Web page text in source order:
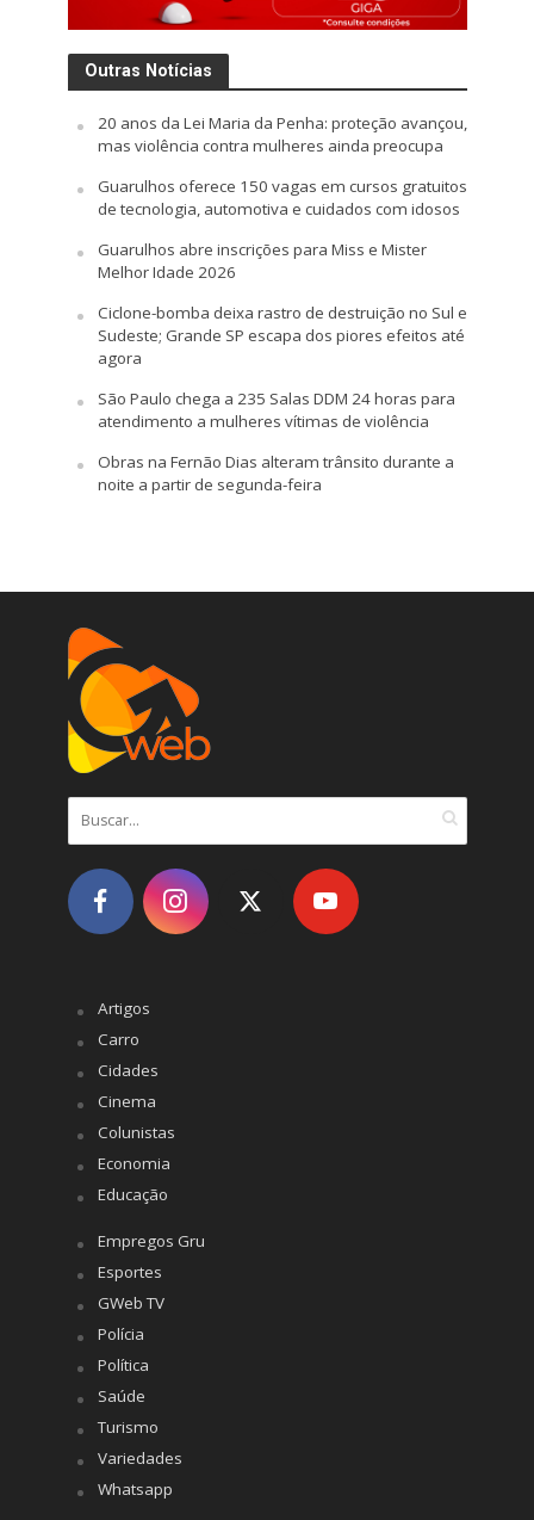
Outras Notícias
20 anos da Lei Maria da Penha: proteção avançou,
mas violência contra mulheres ainda preocupa
Guarulhos oferece 150 vagas em cursos gratuitos
de tecnologia, automotiva e cuidados com idosos
Guarulhos abre inscrições para Miss e Mister
Melhor Idade 2026
Ciclone-bomba deixa rastro de destruição no Sul e
Sudeste; Grande SP escapa dos piores efeitos até
agora
São Paulo chega a 235 Salas DDM 24 horas para
atendimento a mulheres vítimas de violência
Obras na Fernão Dias alteram trânsito durante a
noite a partir de segunda-feira
Artigos
Carro
Cidades
Cinema
Colunistas
Economia
Educação
Empregos Gru
Esportes
GWeb TV
Polícia
Política
Saúde
Turismo
Variedades
Whatsapp